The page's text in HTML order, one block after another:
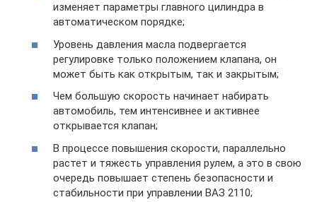
изменяет параметры главного цилиндра в
автоматическом порядке;
Уровень давления масла подвергается
регулировке только положением клапана, он
может быть как открытым, так и закрытым;
Чем большую скорость начинает набирать
автомобиль, тем интенсивнее и активнее
открывается клапан;
В процессе повышения скорости, параллельно
растет и тяжесть управления рулем, а это в свою
очередь повышает степень безопасности и
стабильности при управлении ВАЗ 2110;